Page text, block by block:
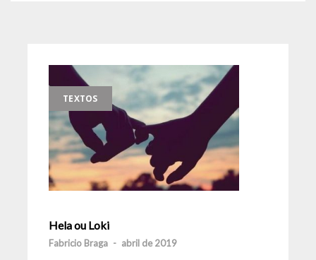
TEXTOS
Hela ou Loki
Fabricio Braga - abril de 2019